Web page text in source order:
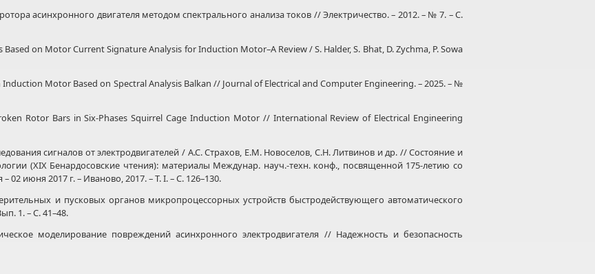
асинхронного двигателя методом спектрального анализа токов // Электричество. – 2012. – № 7. – С.
on Motor Current Signature Analysis for Induction Motor–A Review / S. Halder, S. Bhat, D. Zychma, P. Sowa
Motor Based on Spectral Analysis Balkan // Journal of Electrical and Computer Engineering. – 2025. – №
Rotor Bars in Six-Phases Squirrel Cage Induction Motor // International Review of Electrical Engineering
сигналов от электродвигателей / А.С. Страхов, Е.М. Новоселов, С.Н. Литвинов и др. // Состояние и
(XIX Бенардосовские чтения): материалы Междунар. науч.-техн. конф., посвященной 175-летию со
июня 2017 г. – Иваново, 2017. – Т. I. – С. 126–130.
и пусковых органов микропроцессорных устройств быстродействующего автоматического
1. – С. 41–48.
моделирование повреждений асинхронного электродвигателя // Надежность и безопасность